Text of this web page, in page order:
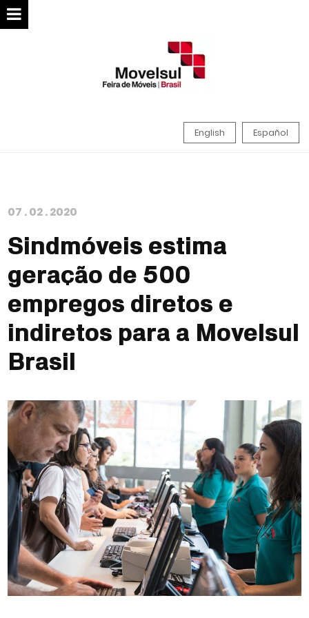
English Español
07 .02.2020
Sindmóveis estima
geração de 500
empregos diretos e
indiretos para a Movelsul
Brasil